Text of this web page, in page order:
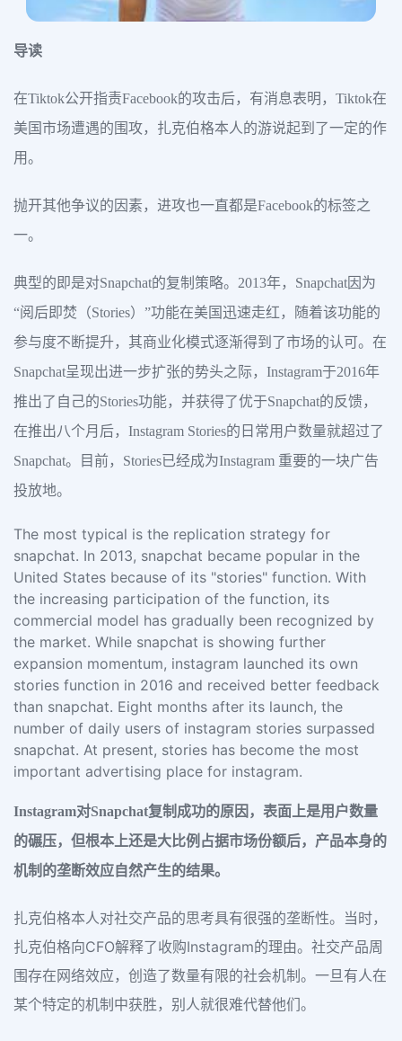
导读
在Tiktok公开指责Facebook的攻击后，有消息表明，Tiktok在
美国市场遭遇的围攻，扎克伯格本人的游说起到了一定的作
用。
抛开其他争议的因素，进攻也一直都是Facebook的标签之
一。
典型的即是对Snapchat的复制策略。2013年，Snapchat因为
“阅后即焚（Stories）”功能在美国迅速走红，随着该功能的
参与度不断提升，其商业化模式逐渐得到了市场的认可。在
Snapchat呈现出进一步扩张的势头之际，Instagram于2016年
推出了自己的Stories功能，并获得了优于Snapchat的反馈，
在推出八个月后，Instagram Stories的日常用户数量就超过了
Snapchat。目前，Stories已经成为Instagram 重要的一块广告
投放地。
The most typical is the replication strategy for
snapchat. In 2013, snapchat became popular in the
United States because of its "stories" function. With
the increasing participation of the function, its
commercial model has gradually been recognized by
the market. While snapchat is showing further
expansion momentum, instagram launched its own
stories function in 2016 and received better feedback
than snapchat. Eight months after its launch, the
number of daily users of instagram stories surpassed
snapchat. At present, stories has become the most
important advertising place for instagram.
Instagram对Snapchat复制成功的原因，表面上是用户数量
的碾压，但根本上还是大比例占据市场份额后，产品本身的
机制的垄断效应自然产生的结果。
扎克伯格本人对社交产品的思考具有很强的垄断性。当时，
扎克伯格向CFO解释了收购Instagram的理由。社交产品周
围存在网络效应，创造了数量有限的社会机制。一旦有人在
某个特定的机制中获胜，别人就很难代替他们。